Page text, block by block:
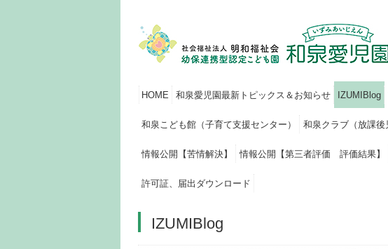
HOME 和泉愛児園最新トピックス＆お知らせ IZUMIBlog
和泉こども館（子育て支援センター） 和泉クラブ（放課後
情報公開【苦情解決】 情報公開【第三者評価 評価結果】
許可証、届出ダウンロード
IZUMIBlog